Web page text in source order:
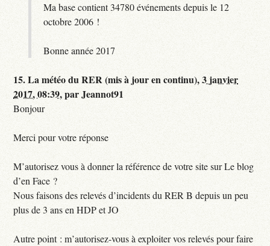
Ma base contient 34780 événements depuis le 12
octobre 2006 !
Bonne année 2017
15.La météo du RER (mis à jour en continu),3 janvier
2017, 08:39,parJeannot91
Bonjour
Merci pour votre réponse
M’autorisez vous à donner la référence de votre site sur Le blog
d’en Face ?
Nous faisons des relevés d’incidents du RER B depuis un peu
plus de 3 ans en HDP et JO
Autre point : m’autorisez-vous à exploiter vos relevés pour faire